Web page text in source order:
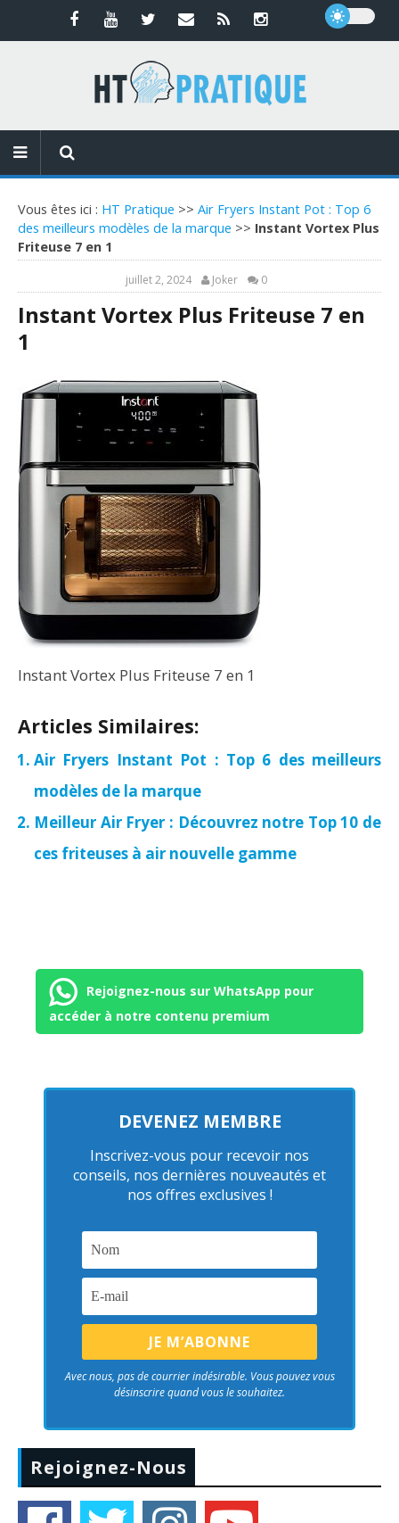
Vous êtes ici : HT Pratique >> Air Fryers Instant Pot : Top 6
des meilleurs modèles de la marque >> Instant Vortex Plus
Friteuse 7 en 1
juillet 2, 2024 Joker 0
Instant Vortex Plus Friteuse 7 en
1
Instant Vortex Plus Friteuse 7 en 1
Articles Similaires:
Air Fryers Instant Pot : Top 6 des meilleurs
modèles de la marque
Meilleur Air Fryer : Découvrez notre Top 10 de
ces friteuses à air nouvelle gamme
Rejoignez-nous sur WhatsApp pour
accéder à notre contenu premium
DEVENEZ MEMBRE
Inscrivez-vous pour recevoir nos
conseils, nos dernières nouveautés et
nos offres exclusives !
Avec nous, pas de courrier indésirable. Vous pouvez vous
désinscrire quand vous le souhaitez.
Rejoignez-Nous